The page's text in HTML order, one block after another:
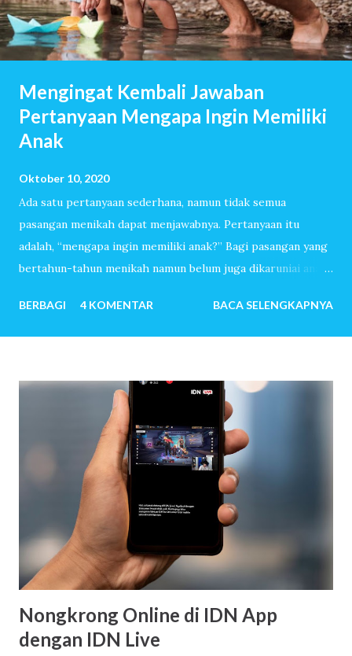
Mengingat Kembali Jawaban
Pertanyaan Mengapa Ingin Memiliki
Anak
Oktober 10, 2020
Ada satu pertanyaan sederhana, namun tidak semua
pasangan menikah dapat menjawabnya. Pertanyaan itu
adalah, “mengapa ingin memiliki anak?” Bagi pasangan yang
bertahun-tahun menikah namun belum juga dikaruniai anak,
melewati ribuan hari tanpa tangis bayi, tiada canda tawa
dengan anak-anak. Mereka menemukan banyak sekali alasan
sangat mudah dititipi anak oleh-Nya, pertanyaan mengapa
ingin memiliki anak, bisa jadi terbersit pun tidak. Anak
seolah hadir begitu saja. Baru saja menikah, beberapa bulan
kemudian istri hamil. Setahun kemudian pasangan suami
istri telah menjadi orang tua. Beberapa tahun kemudian,
anak kedua, ketiga dan seterusnya lahir. Jawaban-jawaban
berikut ini mungkin menjadi jawaban sekian orang tua saat
mendapat pertanyaan tersebut: Saya ingin menciptakan
kembali masa kecil yang indah Ngg…Semacam investasi
untuk hari nanti Sebab saya percaya, kita akan m...
BERBAGI 4 KOMENTAR BACA SELENGKAPNYA
Nongkrong Online di IDN App
dengan IDN Live